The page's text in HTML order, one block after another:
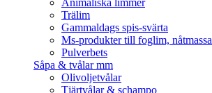
Animaliska limmer
Trälim
Gammaldags spis-svärta
Ms-produkter till foglim, nåtmassa
Pulverbets
Såpa & tvålar mm
Olivoljetvålar
Tjärtvålar & schampo